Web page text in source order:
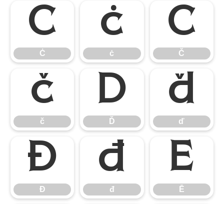
Ċ
Ċ
ċ
ċ
Č
Č
č
č
Ď
Ď
ď
ď
Đ
Đ
đ
đ
Ē
Ē